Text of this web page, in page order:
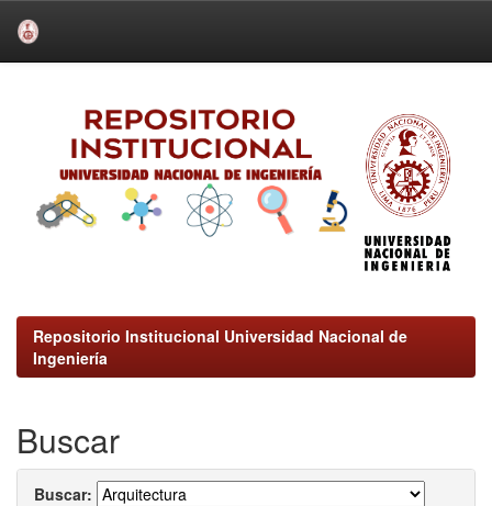
Repositorio Institucional Universidad Nacional de
Ingeniería
Buscar
Buscar: